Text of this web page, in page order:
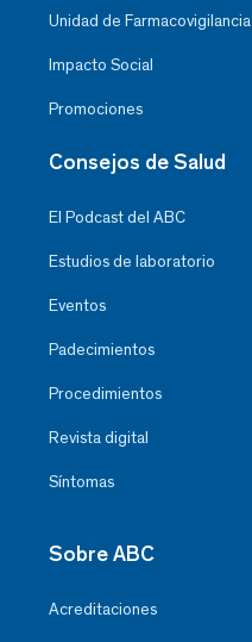
Unidad de Farmacovigilancia
Impacto Social
Promociones
Consejos de Salud
El Podcast del ABC
Estudios de laboratorio
Eventos
Padecimientos
Procedimientos
Revista digital
Síntomas
Sobre ABC
Acreditaciones